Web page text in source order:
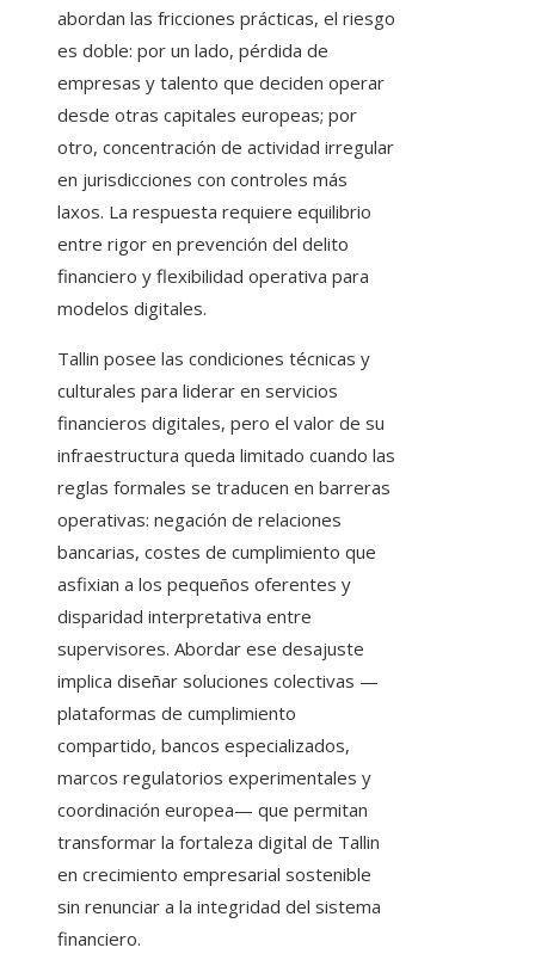
abordan las fricciones prácticas, el riesgo
es doble: por un lado, pérdida de
empresas y talento que deciden operar
desde otras capitales europeas; por
otro, concentración de actividad irregular
en jurisdicciones con controles más
laxos. La respuesta requiere equilibrio
entre rigor en prevención del delito
financiero y flexibilidad operativa para
modelos digitales.
Tallin posee las condiciones técnicas y
culturales para liderar en servicios
financieros digitales, pero el valor de su
infraestructura queda limitado cuando las
reglas formales se traducen en barreras
operativas: negación de relaciones
bancarias, costes de cumplimiento que
asfixian a los pequeños oferentes y
disparidad interpretativa entre
supervisores. Abordar ese desajuste
implica diseñar soluciones colectivas —
plataformas de cumplimiento
compartido, bancos especializados,
marcos regulatorios experimentales y
coordinación europea— que permitan
transformar la fortaleza digital de Tallin
en crecimiento empresarial sostenible
sin renunciar a la integridad del sistema
financiero.